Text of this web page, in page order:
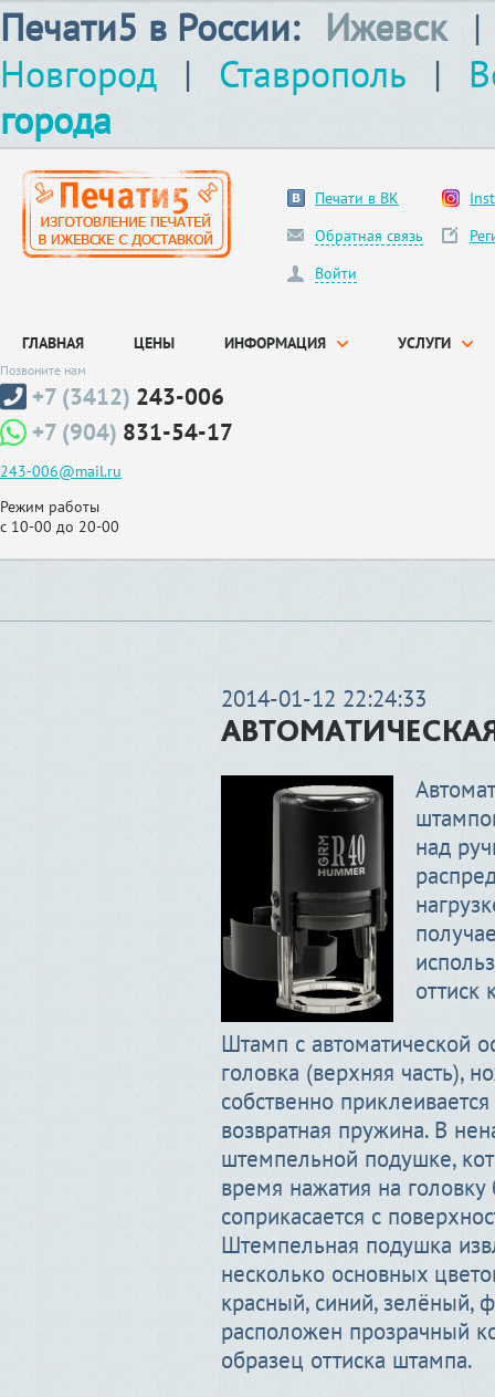
Печати5 в России: Ижевск
|
Новгород
| Ставрополь |
города
Печати в ВК
Обратная связь
Войти
ГЛАВНАЯ ЦЕНЫ ИНФОРМАЦИЯ УСЛУГИ
Позвоните нам
+7 (3412) 243-006
+7 (904) 831-54-17
243-006@mail.ru
Режим работы
с 10-00 до 20-00
2014-01-12 22:24:33
над
Штамп с автоматической
головка (верхняя часть),
собственно
возвратная пружина. В
штемпельной подушке,
время нажатия на головку
соприкасается с
Штемпельная подушка
несколько основных
красный, синий, зелёный,
расположен прозрачный
образец оттиска штампа.